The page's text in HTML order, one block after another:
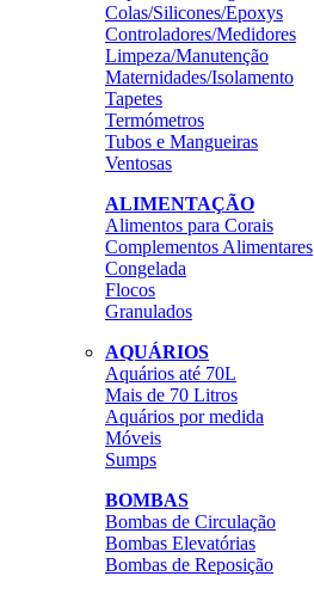
Colas/Silicones/Epoxys
Controladores/Medidores
Limpeza/Manutenção
Maternidades/Isolamento
Tapetes
Termómetros
Tubos e Mangueiras
Ventosas
ALIMENTAÇÃO
Alimentos para Corais
Complementos Alimentares
Congelada
Flocos
Granulados
AQUÁRIOS
Aquários até 70L
Mais de 70 Litros
Aquários por medida
Móveis
Sumps
BOMBAS
Bombas de Circulação
Bombas Elevatórias
Bombas de Reposição